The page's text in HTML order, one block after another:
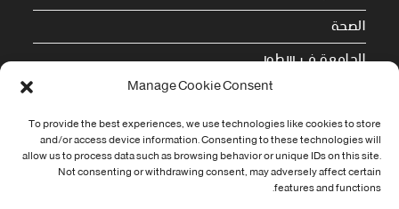
Manage Cookie Consent
To provide the best experiences, we use technologies like cookies to store
and/or access device information. Consenting to these technologies will
allow us to process data such as browsing behavior or unique IDs on this site.
Not consenting or withdrawing consent, may adversely affect certain
features and functions.
الصحة
الجامعة في سطور
Cookie Policy (EU)
معلومات الاتصال
Address:
جامعة العربي التبسي طريق قسنطينة - تبسة